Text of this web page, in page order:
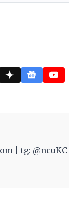
| tg: @ncuKC